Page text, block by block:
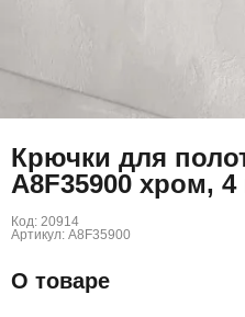
Крючки для
A8F35900 хром,
Код: 20914
Артикул: A8F35900
О товаре